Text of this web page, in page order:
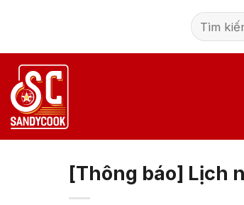
dung
Tìm
kiếm:
[Thông báo] Lịch